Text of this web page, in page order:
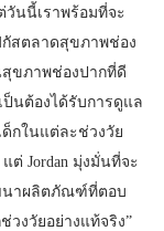
นนี้เราพร้อมที่จะ
กัสตลาดสุขภาพช่อง
สุขภาพช่องปากที่ดี
นต้องได้รับการดูแล
กในแต่ละช่วงวัย
Jordan มุ่งมั่นที่จะ
นาผลิตภัณฑ์ที่ตอบ
วงวัยอย่างแท้จริง”